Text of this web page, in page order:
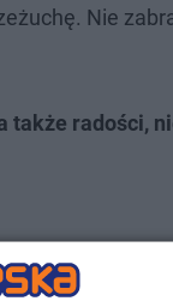
Nie
także radości,